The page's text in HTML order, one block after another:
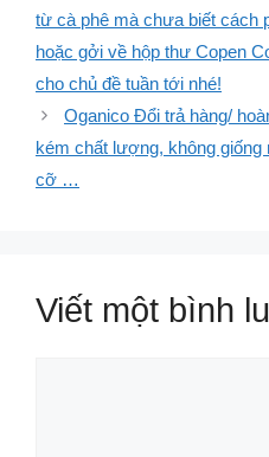
từ cà phê mà chưa biết cách
hoặc gởi về hộp thư Copen
cho chủ đề tuần tới nhé!
Oganico Đổi trả hàng/
kém chất lượng, không
cỡ …
Viết một bình